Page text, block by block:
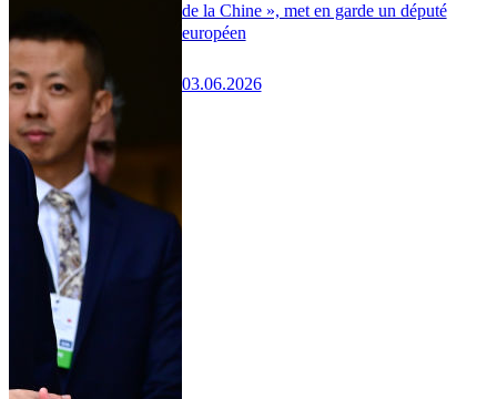
de la Chine », met en garde un député
européen
03.06.2026